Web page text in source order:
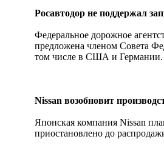
Росавтодор не поддержал
Федеральное дорожное
предложена членом Совета
том числе в США и Германии.
Nissan возобновит
Японская компания Nissan
приостановлено до